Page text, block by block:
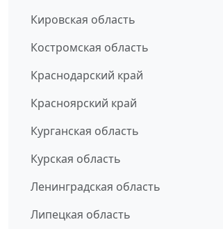
Кировская область
Костромская область
Краснодарский край
Красноярский край
Курганская область
Курская область
Ленинградская область
Липецкая область